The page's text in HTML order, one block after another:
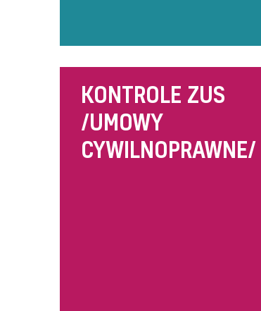
KONTROLE ZUS
/UMOWY
CYWILNOPRAWNE/